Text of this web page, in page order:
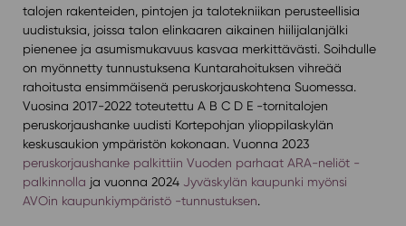
talojen rakenteiden, pintojen ja talotekniikan perusteellisia
uudistuksia, joissa talon elinkaaren aikainen hiilijalanjälki
pienenee ja asumismukavuus kasvaa merkittävästi. Soihdulle
on myönnetty tunnustuksena Kuntarahoituksen vihreää
rahoitusta ensimmäisenä peruskorjauskohtena Suomessa.
Vuosina 2017-2022 toteutettu A B C D E -tornitalojen
peruskorjaushanke uudisti Kortepohjan ylioppilaskylän
keskusaukion ympäristön kokonaan. Vuonna 2023
peruskorjaushanke palkittiin Vuoden parhaat ARA-neliöt -
palkinnolla ja vuonna 2024 Jyväskylän kaupunki myönsi
AVOin kaupunkiympäristö -tunnustuksen.